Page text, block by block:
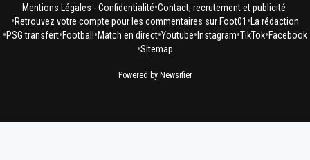
Mentions Légales - Confidentialité•Contact, recrutement et publicité
•Retrouvez votre compte pour les commentaires sur Foot01 • La rédaction
•PSG transfert•Football •Match en direct•Youtube• Instagram•TikTok•Facebook
•Sitemap
Powered by Newsifier